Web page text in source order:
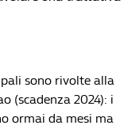
sono rivolte alla
(scadenza 2024): i
ormai da mesi ma